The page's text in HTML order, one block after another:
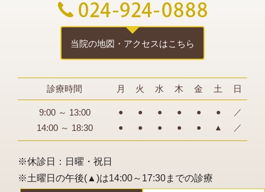
当院の地図・アクセスはこちら
診療時間 月 火 水 木 金 土 日
9:00 ～ 13:00 ● ● ● ● ● ● ／
14:00 ～ 18:30 ● ● ● ● ● ▲ ／
※休診日：日曜・祝日
※土曜日の午後(▲)は14:00～17:30までの診療